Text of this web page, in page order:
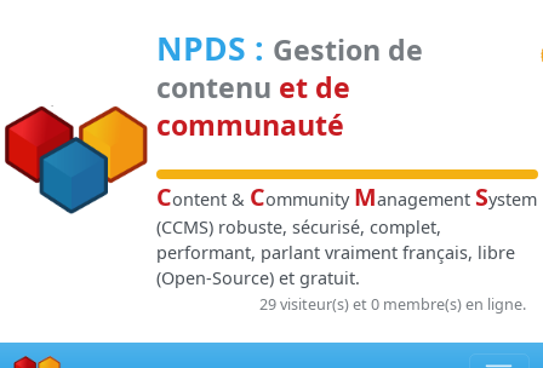
NPDS : Gestion de
contenu et de
communauté
Content & Community Management System
(CCMS) robuste, sécurisé, complet,
performant, parlant vraiment français, libre
(Open-Source) et gratuit.
29 visiteur(s) et 0 membre(s) en ligne.